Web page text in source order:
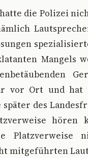
die Polizei
Mangels
vor Ort und hat
des
hören
Platzverweise
mitgeführten